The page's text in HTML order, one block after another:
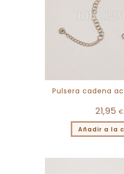
Pulsera cadena
21,95 €
Añadir a la